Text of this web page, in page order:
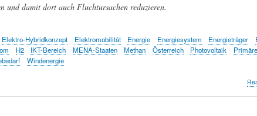
und damit dort auch Fluchtursachen reduzieren.
Elektro-Hybridkonzept Elektromobilität Energie Energiesystem Energieträger
H2 IKT-Bereich MENA-Staaten Methan Österreich Photovoltaik
Windenergie